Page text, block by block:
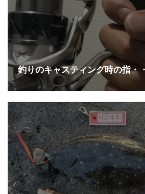
釣りのキャスティング時の指・